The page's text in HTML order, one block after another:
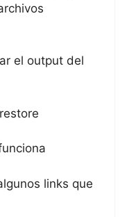
el output del
links que